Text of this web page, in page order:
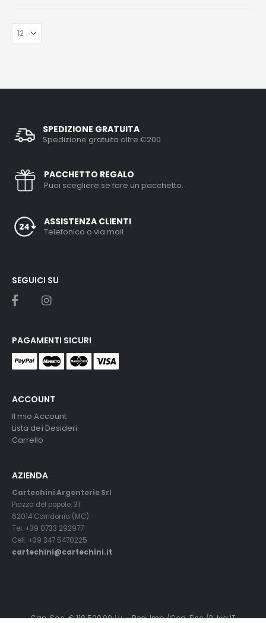
SPEDIZIONE GRATUITA
Spedizione gratuita oltre €200
PACCHETTO REGALO
Puoi scegliere se fare un pacchetto.
ASSISTENZA CLIENTI
Telefonica o via mail.
ACCOUNT
Il mio Account
Lista dei Desideri
Carrello
AZIENDA
Cartechini Argenterie Srl
Piazza del popolo, 31
62014 Corridonia (MC)
Tel. +39 0733 292977
Cell. +39 347 5470225
cartechini@cartechini.it
SEGUICI SU
PAGAMENTI SICURI
Cap. Soc. € 119.500,00 i.v. - Reg. Imp./Cod. Fisc./P. Iva IT